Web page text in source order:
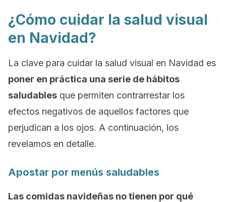
¿Cómo cuidar la salud visual
en Navidad?
La clave para cuidar la salud visual en Navidad es
poner en práctica una serie de hábitos
saludables que permiten contrarrestar los
efectos negativos de aquellos factores que
perjudican a los ojos. A continuación, los
revelamos en detalle.
Apostar por menús saludables
Las comidas navideñas no tienen por qué